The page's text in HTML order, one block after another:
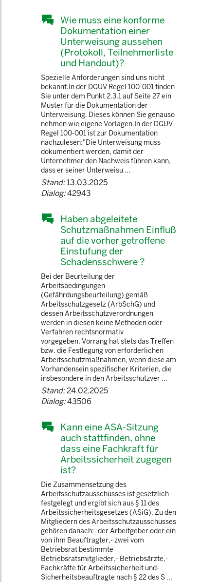
Wie muss eine konforme
Dokumentation einer
Unterweisung aussehen
(Protokoll, Teilnehmerliste
und Handout)?
Spezielle Anforderungen sind uns nicht
bekannt.In der DGUV Regel 100-001 finden
Sie unter dem Punkt 2.3.1 auf Seite 27 ein
Muster für die Dokumentation der
Unterweisung. Dieses können Sie genauso
nehmen wie eigene Vorlagen.In der DGUV
Regel 100-001 ist zur Dokumentation
nachzulesen:"Die Unterweisung muss
dokumentiert werden, damit der
Unternehmer den Nachweis führen kann,
dass er seiner Unterweisu ...
Stand:13.03.2025
Dialog:42943
Haben abgeleitete
Schutzmaßnahmen Einfluß
auf die vorher getroffene
Einstufung der
Schadensschwere ?
Bei der Beurteilung der
Arbeitsbedingungen
(Gefährdungsbeurteilung) gemäß
Arbeitsschutzgesetz (ArbSchG) und
dessen Arbeitsschutzverordnungen
werden in diesen keine Methoden oder
Verfahren rechtsnormativ
vorgegeben. Vorrang hat stets das Treffen
bzw. die Festlegung von erforderlichen
Arbeitsschutzmaßnahmen, wenn diese am
Vorhandensein spezifischer Kriterien, die
insbesondere in den Arbeitsschutzver ...
Stand:24.02.2025
Dialog:43506
Kann eine ASA-Sitzung
auch stattfinden, ohne
dass eine Fachkraft für
Arbeitssicherheit zugegen
ist?
Die Zusammensetzung des
Arbeitsschutzausschusses ist gesetzlich
festgelegt und ergibt sich aus § 11 des
Arbeitssicherheitsgesetzes (ASiG). Zu den
Mitgliedern des Arbeitsschutzausschusses
gehören danach:- der Arbeitgeber oder ein
von ihm Beauftragter,- zwei vom
Betriebsrat bestimmte
Betriebsratsmitglieder,- Betriebsärzte,-
Fachkräfte für Arbeitssicherheit und-
Sicherheitsbeauftragte nach § 22 des S ...